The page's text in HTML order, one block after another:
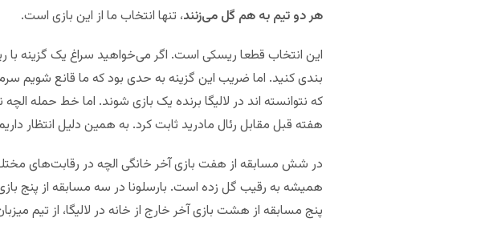
هر دو تیم به هم گل می‌زنند، تنها انتخاب ما از این بازی است.
بندی کنید. اما ضریب این گزینه به حدی بود که ما قانع شویم
که نتوانسته اند در لالیگا برنده یک بازی شوند. اما خط حمله
هفته قبل مقابل رئال مادرید ثابت کرد. به همین دلیل انتظار
همیشه به رقیب گل زده است. بارسلونا در سه مسابقه از پنج
پنج مسابقه از هشت بازی آخر خارج از خانه در لالیگا، از تیم